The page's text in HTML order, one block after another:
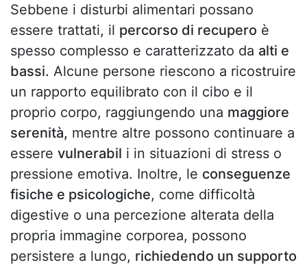
Sebbene i disturbi alimentari possano
essere trattati, il percorso di recupero è
spesso complesso e caratterizzato da alti e
bassi. Alcune persone riescono a ricostruire
un rapporto equilibrato con il cibo e il
proprio corpo, raggiungendo una maggiore
serenità, mentre altre possono continuare a
essere vulnerabil i in situazioni di stress o
pressione emotiva. Inoltre, le conseguenze
fisiche e psicologiche, come difficoltà
digestive o una percezione alterata della
propria immagine corporea, possono
persistere a lungo, richiedendo un supporto